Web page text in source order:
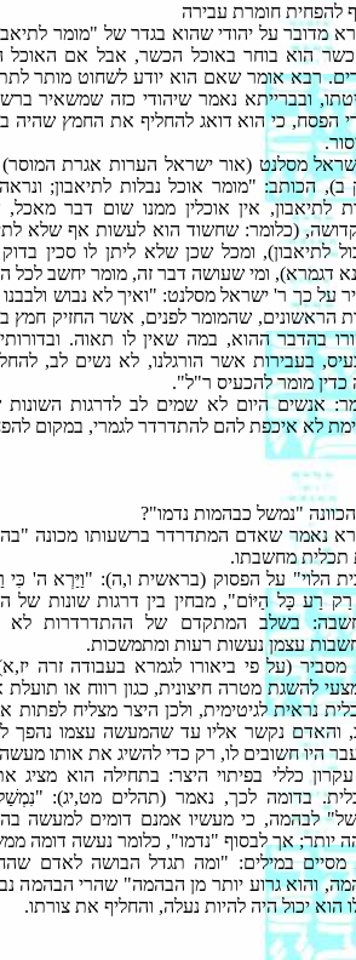
להפחית חומרת עבירה
מדובר על יהודי שהוא בגדר של "מומר
הוא בוחר באוכל הכשר, אבל אם האוכל
רבא אומר שאם הוא יודע לשחוט מותר לתת
ובברייתא נאמר שיהודי כזה שמשאיר
הפסח, כי הוא דואג להחליף את החמץ שהיה
מסלנט (אור ישראל הערות אגרת
הכותב: "מומר אוכל נבלות לתיאבון;
לתיאבון, אין אוכלין ממנו שום דבר
(כלומר: שחשוד הוא לעשות אף שלא
לתיאבון), ומכל שכן שלא ליתן לו סכין
דגמרא), ומי שעושה דבר זה, מומר יחשב לכל
על כך ר' ישראל מסלנט: "ואיך לא נבוש
הראשונים, שהמומר לפנים, אשר החזיק חמץ
בהדבר ההוא, במה שאין לו תאוה.
בעבירות אשר הורגלנו, לא נשים לב,
כדין מומר להכעיס ר"ל".
אנשים היום לא שמים לב לדרגות
לא איכפת להם להתדרדר לגמרי, במקום
"נמשל כבהמות נדמו"?
נאמר שאדם המתדרדר ברשעותו מכונה
תכלית מחשבתו.
הלוי" על הפסוק (בראשית ו,ה): "וַיַּרְא ה'
רַק רַע כָּל הַיּוֹם", מבחין בין דרגות שונות
בשלב המתקדם של ההתדרדרות לא
עצמן נעשות רעות ומתמשכות.
מסביר (על פי ביאורו לגמרא בעבודה זרה
להשגת מטרה חיצונית, כגון רווח או
נראית לגיטימית, ולכן היצר מצליח
והאדם נקשר אליו עד שהמעשה עצמו נהפך
היו חשובים לו, רק כדי להשיג את אותו
עקרון כללי בפיתוי היצר: בתחילה הוא
בדומה לכך, נאמר (תהלים מט,יג):
לבהמה, כי מעשיו אמנם דומים למעשה
יותר; אך לבסוף "נדמו", כלומר נעשה דומה
מסיים במילים: "ומה תגדל הבושה לאדם
והוא גרוע יותר מן הבהמה" שהרי הבהמה
הוא יכול היה להיות נעלה, והחליף את צורתו.